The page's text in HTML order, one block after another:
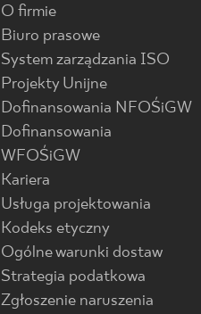
O firmie
Biuro prasowe
System zarządzania ISO
Projekty Unijne
Dofinansowania NFOŚiGW
Dofinansowania
WFOŚiGW
Kariera
Usługa projektowania
Kodeks etyczny
Ogólne warunki dostaw
Strategia podatkowa
Zgłoszenie naruszenia